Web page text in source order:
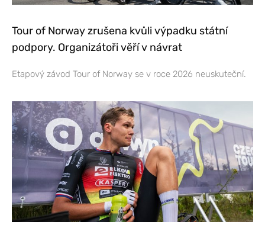
Tour of Norway zrušena kvůli výpadku státní
podpory. Organizátoři věří v návrat
Etapový závod Tour of Norway se v roce 2026 neuskuteční.